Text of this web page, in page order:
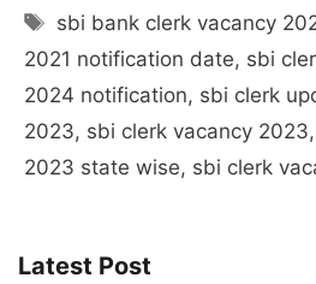
Tags
sbi bank clerk vacancy
2021 notification date, sbi
2024 notification, sbi clerk
2023, sbi clerk vacancy 2023,
2023 state wise, sbi clerk
Latest Post